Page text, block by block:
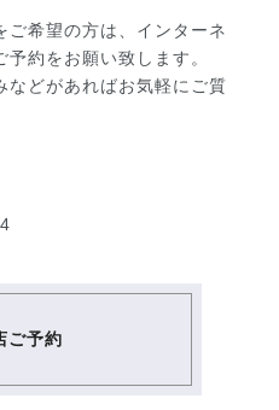
ご希望の方は、インターネ
約をお願い致します。
などがあればお気軽にご質
ご予約